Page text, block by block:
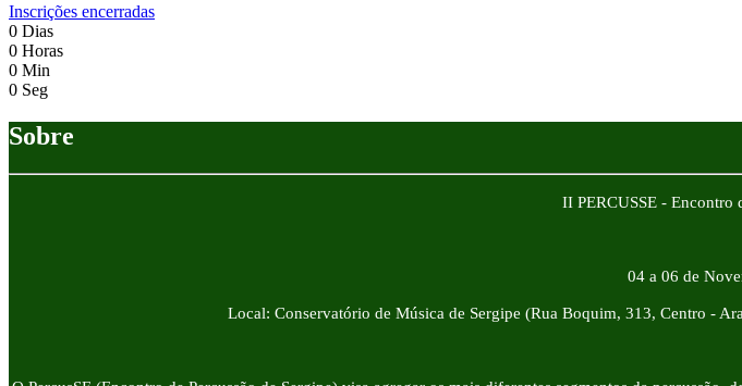
Inscrições encerradas
0 Dias
0 Horas
0 Min
0 Seg
Sobre
II PERCUSSE - Encontro
04 a 06 de
Local: Conservatório de Música de Sergipe (Rua Boquim, 313, Centro -